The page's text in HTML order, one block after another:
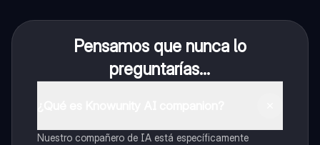
Pensamos que nunca lo
preguntarías...
Nuestro compañero de IA está específicamente